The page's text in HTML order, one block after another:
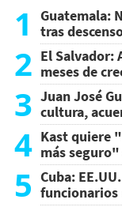
1
Guatemala:
tras
2 El Salvador:
meses de
3 Juan José
cultura,
4 Kast quiere
más
5 Cuba: